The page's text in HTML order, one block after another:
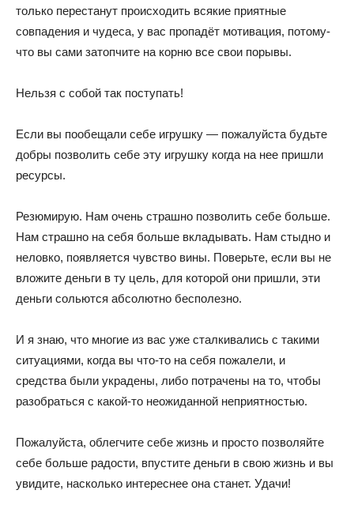
только перестанут происходить всякие приятные
совпадения и чудеса, у вас пропадёт мотивация, потому-
что вы сами затопчите на корню все свои порывы.
Нельзя с собой так поступать!
Если вы пообещали себе игрушку — пожалуйста будьте
добры позволить себе эту игрушку когда на нее пришли
ресурсы.
Резюмирую. Нам очень страшно позволить себе больше.
Нам страшно на себя больше вкладывать. Нам стыдно и
неловко, появляется чувство вины. Поверьте, если вы не
вложите деньги в ту цель, для которой они пришли, эти
деньги сольются абсолютно бесполезно.
И я знаю, что многие из вас уже сталкивались с такими
ситуациями, когда вы что-то на себя пожалели, и
средства были украдены, либо потрачены на то, чтобы
разобраться с какой-то неожиданной неприятностью.
Пожалуйста, облегчите себе жизнь и просто позволяйте
себе больше радости, впустите деньги в свою жизнь и вы
увидите, насколько интереснее она станет. Удачи!